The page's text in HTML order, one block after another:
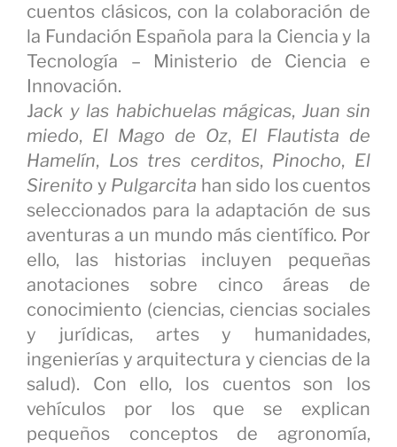
cuentos clásicos, con la colaboración de
la Fundación Española para la Ciencia y la
Tecnología – Ministerio de Ciencia e
Innovación.
Jack y las habichuelas mágicas, Juan sin
miedo, El Mago de Oz, El Flautista de
Hamelín, Los tres cerditos, Pinocho, El
Sirenito y Pulgarcita han sido los cuentos
seleccionados para la adaptación de sus
aventuras a un mundo más científico. Por
ello, las historias incluyen pequeñas
anotaciones sobre cinco áreas de
conocimiento (ciencias, ciencias sociales
y jurídicas, artes y humanidades,
ingenierías y arquitectura y ciencias de la
salud). Con ello, los cuentos son los
vehículos por los que se explican
pequeños conceptos de agronomía,